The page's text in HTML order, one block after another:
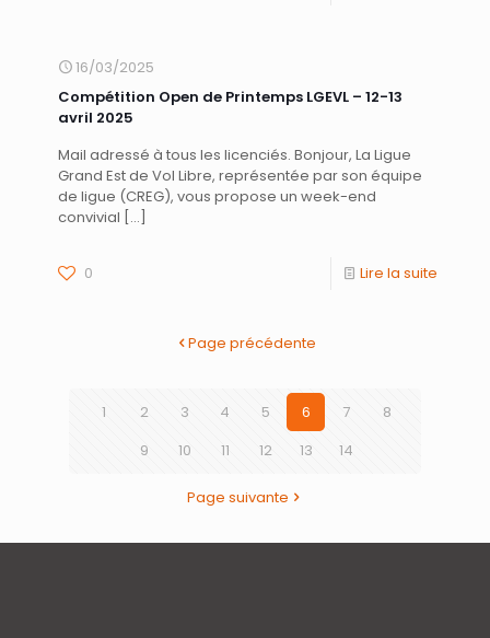
16/03/2025
Compétition Open de Printemps LGEVL – 12-13
avril 2025
Mail adressé à tous les licenciés. Bonjour, La Ligue
Grand Est de Vol Libre, représentée par son équipe
de ligue (CREG), vous propose un week-end
convivial […]
0 Lire la suite
Page précédente
1 2 3 4 5 6 7
8
9
10 11 12 13 14
Page suivante